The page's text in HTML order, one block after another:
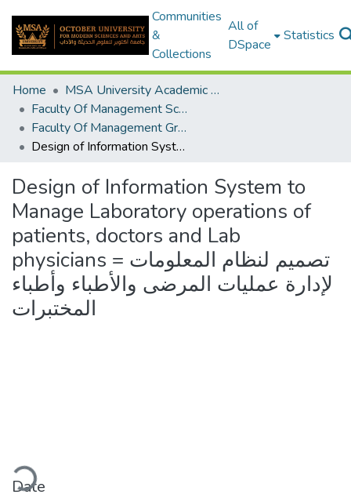
Communities
&
Collections
All of
DSpace
Statistics
Home
MSA University Academic Graduation Projects
Faculty Of Management Sciences Graduation Project
Faculty Of Management Graduation Project 2019 - 2020
Design of Information System to Manage Laboratory operations of patients, doctors and Lab physicians = تصميم لنظام المعلومات لإدارة عمليات المرضى والأطباء وأطباء المختبرات
Design of Information System to
Manage Laboratory operations of
patients, doctors and Lab
physicians = تصميم لنظام المعلومات
لإدارة عمليات المرضى والأطباء وأطباء
المختبرات
Loading...
Date